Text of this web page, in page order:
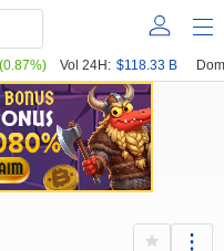
(0.87%) Vol 24H: $118.33 B